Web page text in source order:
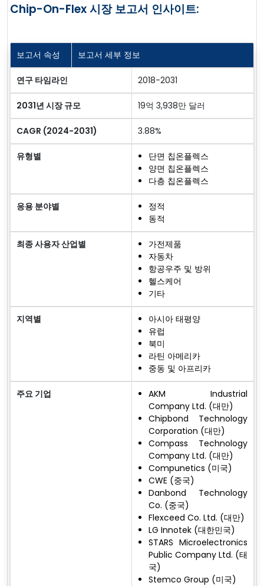
Chip-On-Flex 시장 보고서 인사이트:
보고서 속성 보고서 세부 정보
연구 타임라인 2018-2031
2031년 시장 규모 19억 3,938만 달러
CAGR (2024-2031) 3.88%
유형별
단면 칩온플렉스
양면 칩온플렉스
다층 칩온플렉스
응용 분야별
정적
동적
최종 사용자 산업별
가전제품
자동차
항공우주 및 방위
헬스케어
기타
지역별
아시아 태평양
유럽
북미
라틴 아메리카
중동 및 아프리카
주요 기업
AKM Industrial
Company Ltd. (대만)
Chipbond Technology
Corporation (대만)
Compass Technology
Company Ltd. (대만)
Compunetics (미국)
CWE (중국)
Danbond Technology
Co. (중국)
Flexceed Co. Ltd. (대만)
LG Innotek (대한민국)
STARS Microelectronics
Public Company Ltd. (태
국)
Stemco Group (미국)